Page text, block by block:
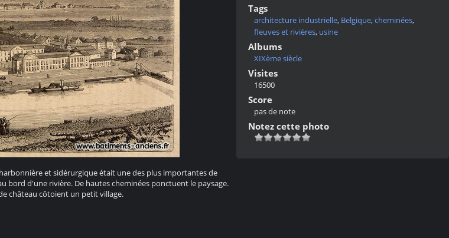
et sidérurgique était une des plus importantes de
bord d'une rivière. De hautes cheminées ponctuent le paysage.
château côtoient un petit village.
Tags
architecture industrielle, Belgique,cheminées,
fleuves et rivières, usine
Albums
XIXème siècle
Visites
16500
Score
pas de note
Notez cette photo